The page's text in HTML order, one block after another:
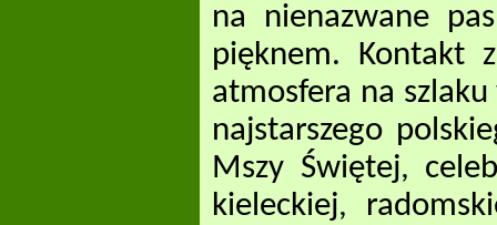
na nienazwane
pięknem. Kontakt
atmosfera na
najstarszego
Mszy Świętej,
kieleckiej,